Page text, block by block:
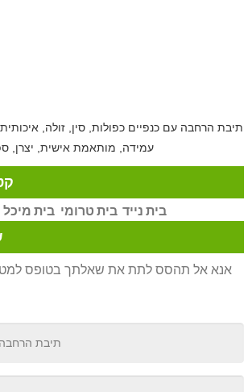
עמידה, מותאמת אישית, יצרן,
בית בית טרומי בית נייד
אנא אל תהסס לתת את שאלתך בטופס